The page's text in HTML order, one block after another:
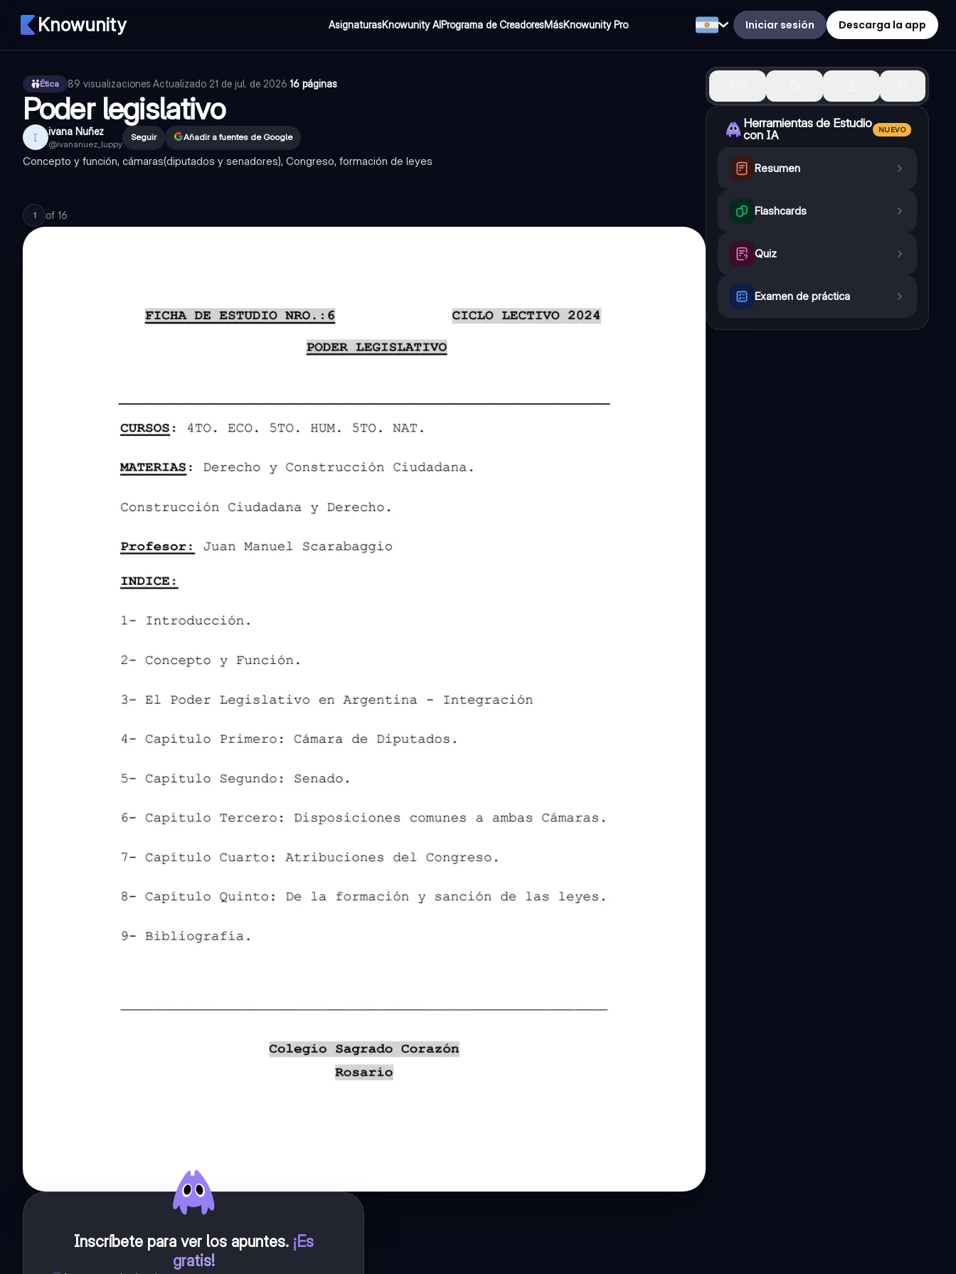
Knowunity AsignaturasKnowunity AIPrograma de CreadoresMásKnowunity Pro Iniciar sesión Descarga la app
Ética 89 visualizaciones·Actualizado 21 de jul. de 2026·16 páginas
Poder legislativo
I ivana Nuñez
@ivananuez_luppy
Seguir Añadir a fuentes de Google
Concepto y función, cámaras(diputados y senadores), Congreso, formación de leyes
1 of 16
Inscríbete para ver los apuntes. ¡Es
gratis!
Herramientas de Estudio
con IA
NUEVO
Resumen
Flashcards
Quiz
Examen de práctica